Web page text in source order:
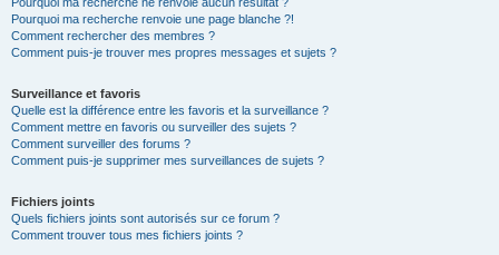
Pourquoi ma recherche renvoie une page blanche ?!
Comment rechercher des membres ?
Comment puis-je trouver mes propres messages et sujets ?
Surveillance et favoris
Quelle est la différence entre les favoris et la surveillance ?
Comment mettre en favoris ou surveiller des sujets ?
Comment surveiller des forums ?
Comment puis-je supprimer mes surveillances de sujets ?
Fichiers joints
Quels fichiers joints sont autorisés sur ce forum ?
Comment trouver tous mes fichiers joints ?